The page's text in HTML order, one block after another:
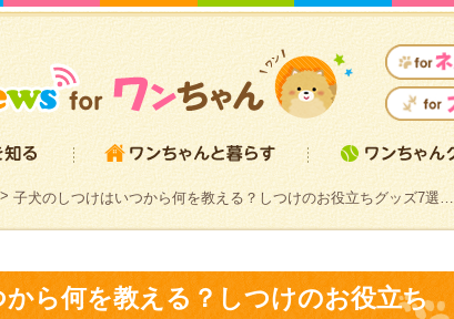
子犬のしつけはいつから何を教える？しつけのお役立ちグッズ7選…
ら何を教える？しつけのお役立ち